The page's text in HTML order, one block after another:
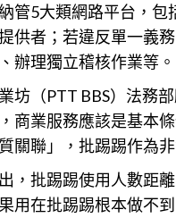
管5大類網路平台，
供者；若違反單一義
辦理獨立稽核作業等。
坊（PTT BBS） 法務
商業服務應該是基本
關聯」，批踢踢作為
，批踢踢使用人數距
用在批踢踢根本做不